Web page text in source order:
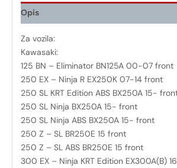
Opis
Za vozila:
Kawasaki:
125 BN – Eliminator BN125A 00-07 front
250 EX – Ninja R EX250K 07-14 front
250 SL KRT Edition ABS BX250A 15-
250 SL Ninja BX250A 15- front
250 SL Ninja ABS BX250A 15- front
250 Z – SL BR250E 15 front
250 Z – SL ABS BR250E 15 front
300 EX – Ninja KRT Edition EX300A(B)